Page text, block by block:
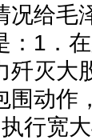
况给毛
：1．
歼灭大
围动作
行宽